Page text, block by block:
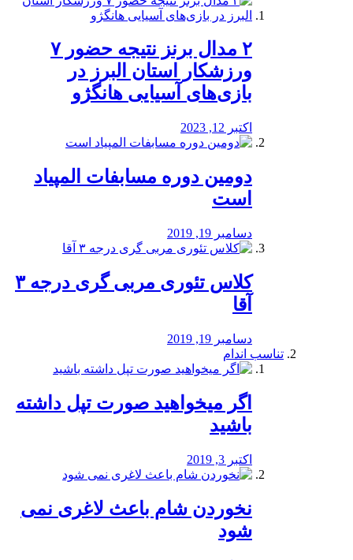
۲ مدال برنز نتیجه حضور ۷
ورزشکار استان البرز در
بازی‌های آسیایی هانگژو
اکتبر 12, 2023
دومین دوره مسابفات المپیاد
است
دسامبر 19, 2019
کلاس تئوری مربی گری درجه ۳
آقا
دسامبر 19, 2019
تناسب اندام
اگر میخواهید صورت تپل داشته
باشید
اکتبر 3, 2019
نخوردن شام باعث لاغری نمی
‌شود